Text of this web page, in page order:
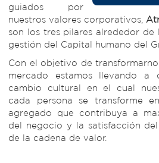
guiados por
nuestros valores corporativos,
son los tres pilares alrededor de
gestión del Capital humano del
Con el objetivo de
mercado estamos llevando a
cambio cultural en el cual
cada persona se transforme
agregado que contribuya a
del negocio y la satisfacción
de la cadena de valor.